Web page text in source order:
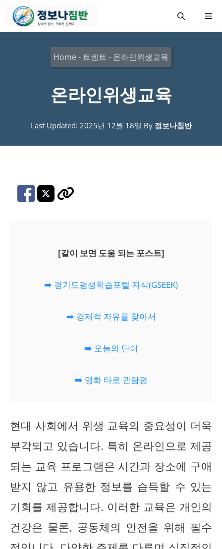
메
Home - 트렌트 - 온라인위생교육
온라인위생교육
Last Updated: 2025년 12월 18일 By 정보나침반
[같이 보면 도움 되는 포스트]
➡️ 경기도평생학습포털 지식(GSEEK)
➡️ 경제적 자유를 찾아서
➡️ 오늘의 단어
➡️ 영화 타로 관람평
현대 사회에서 위생 교육의 중요성이 더욱
부각되고 있습니다. 특히 온라인으로 제공
되는 교육 프로그램은 시간과 장소에 구애
받지 않고 유용한 정보를 습득할 수 있는
기회를 제공합니다. 이러한 교육은 개인의
건강은 물론, 공동체의 안전을 위해 필수